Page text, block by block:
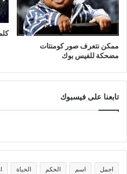
ممكن نتعرف صور كومنتات
مضحكة للفيس بوك
تابعنا على فيسبوك
اجمل اسم الحكم الحياة